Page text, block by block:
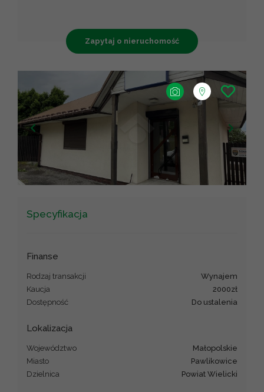
Zapytaj o nieruchomość
+
−
Leaflet|©OpenStreetMap contributors © CARTO
Specyfikacja
Finanse
Rodzaj transakcji
wynajem
Kaucja
2000zł
Dostępność
Do ustalenia
Lokalizacja
Województwo
małopolskie
Miasto
Pawlikowice
Dzielnica
powiat Wielicki